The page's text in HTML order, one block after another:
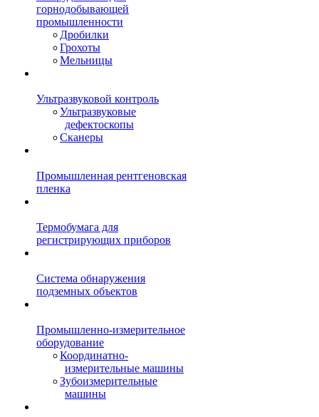
горнодобывающей
промышленности
Дробилки
Грохоты
Мельницы
Ультразвуковой контроль
Ультразвуковые
дефектоскопы
Сканеры
Промышленная рентгеновская
пленка
Термобумага для
регистрирующих приборов
Система обнаружения
подземных объектов
Промышленно-измерительное
оборудование
Координатно-
измерительные машины
Зубоизмерительные
машины